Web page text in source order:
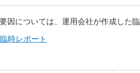
因については、運用会社が作成した
臨時レポート